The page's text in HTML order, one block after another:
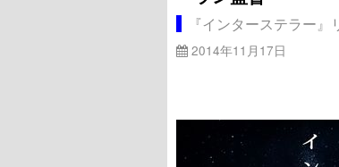
『インターステラー
2014年11月17日